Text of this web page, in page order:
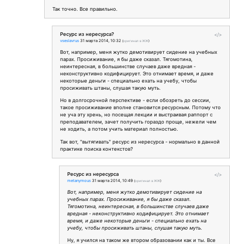
Так точно. Все правильно.
</>
Ресурс из нересурса?
vseslavrus 31 марта 2014, 10:32 (оригинал в ЖЖ)
Вот, например, меня жутко демотивирует сидение на учебных
парах. Просиживание, я бы даже сказал. Тягомотина,
неинтересная, в большинстве случаев даже вредная -
неконструктивно кодифицирует. Это отнимает время, и даже
некоторые деньги - специально ехать на учебу, чтобы
просиживать штаны, слушая такую муть.
Но в долгосрочной перспективе - если обозреть до сессии,
такое просиживание вполне становится ресурсным. Потому что
не уча эту хрень, но посещая лекции и выстраивая раппорт с
преподавателем, зачет получить гораздо проще, нежели чем
не ходить, а потом учить материал полностью.
Так вот, "вытягивать" ресурс из нересурса - нормально в данной
практике поиска контекстов?
</>
Ресурс из нересурса
metanymous 31 марта 2014, 10:49 (оригинал в ЖЖ)
Вот, например, меня жутко демотивирует сидение на
учебных парах. Просиживание, я бы даже сказал.
Тягомотина, неинтересная, в большинстве случаев даже
вредная - неконструктивно кодифицирует. Это отнимает
время, и даже некоторые деньги - специально ехать на
учебу, чтобы просиживать штаны, слушая такую муть.
Ну, я учился на таком же втором образовании как и ты. Все